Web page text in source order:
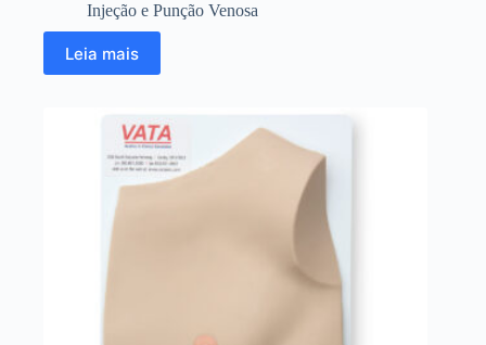
Injeção e Punção Venosa
Leia mais